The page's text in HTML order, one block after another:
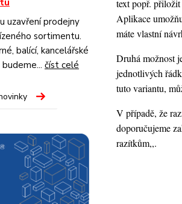
uzavření prodejny
sortimentu.
balící, kancelářské
číst celé
text popř.
Aplikace
máte vlastní
Druhá možnost
jednotlivých
tuto variantu,
V případě, že
doporučujeme
razítkům,,.